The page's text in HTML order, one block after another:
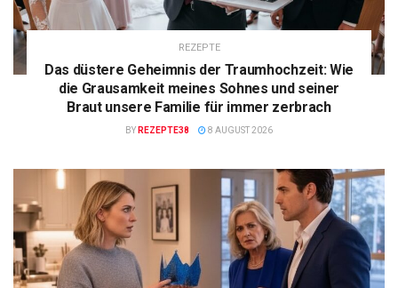
REZEPTE
Das düstere Geheimnis der Traumhochzeit: Wie
die Grausamkeit meines Sohnes und seiner
Braut unsere Familie für immer zerbrach
BY REZEPTE38 8 AUGUST 2026